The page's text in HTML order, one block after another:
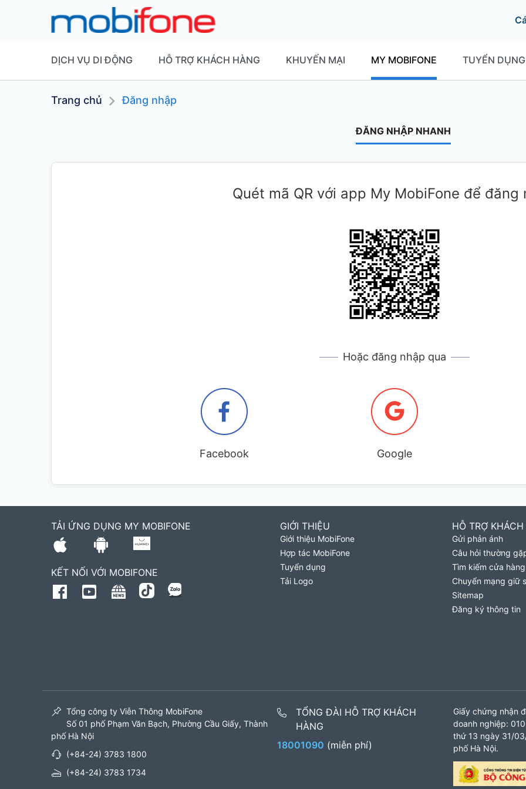
DỊCH VỤ DI ĐỘNG HỖ TRỢ KHÁCH HÀNG KHUYẾN MẠI MY MOBIFONE TUYỂN DỤNG
Trang chủ Đăng nhập
ĐĂNG NHẬP NHANH
Quét mã QR với app My MobiFone để đăng
Hoặc đăng nhập qua
Facebook Google
TẢI ỨNG DỤNG MY MOBIFONE
KẾT NỐI VỚI MOBIFONE
GIỚI THIỆU
Giới thiệu MobiFone
Hợp tác MobiFone
Tuyển dụng
Tải Logo
HỖ TRỢ
Gửi phản ánh
Câu hỏi thường
Tìm kiếm cửa hàng
Chuyển mạng giữ
Sitemap
Đăng ký thông tin
Tổng công ty Viễn Thông MobiFone
Số 01 phố Phạm Văn Bạch, Phường Cầu Giấy, Thành
phố Hà Nội
(+84-24) 3783 1800
(+84-24) 3783 1734
TỔNG ĐÀI HỖ TRỢ KHÁCH
HÀNG
18001090 (miễn phí)
Giấy chứng nhận
doanh nghiệp:
thứ 13 ngày 31/
phố Hà Nội.